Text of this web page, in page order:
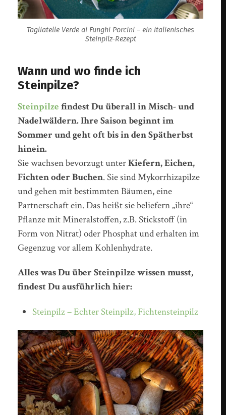
Tagliatelle Verde ai Funghi Porcini – ein italienisches
Steinpilz-Rezept
Wann und wo finde ich
Steinpilze?
Steinpilze findest Du überall in Misch- und
Nadelwäldern. Ihre Saison beginnt im
Sommer und geht oft bis in den Spätherbst
hinein.
Sie wachsen bevorzugt unterKiefern, Eichen,
Fichten oder Buchen. Sie sind Mykorrhizapilze
und gehen mit bestimmten Bäumen, eine
Partnerschaft ein. Das heißt sie beliefern „ihre“
Pflanze mit Mineralstoffen, z.B. Stickstoff (in
Form von Nitrat) oder Phosphat und erhalten im
Gegenzug vor allem Kohlenhydrate.
Alles was Du über Steinpilze wissen musst,
findest Du ausführlich hier:
Steinpilz – Echter Steinpilz, Fichtensteinpilz